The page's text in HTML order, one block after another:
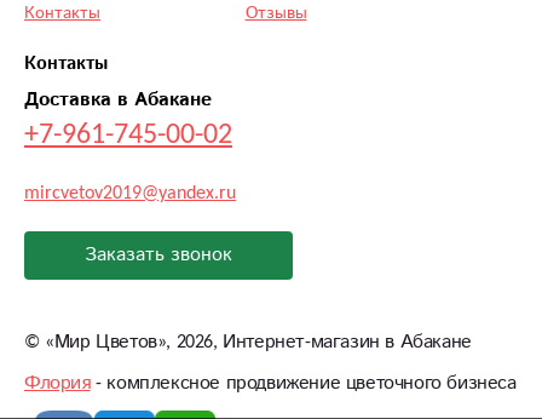
Контакты
Доставка в Абакане
+7-961-745-00-02
mircvetov2019@yandex.ru
Заказать звонок
Контакты
Отзывы
© «Мир Цветов», 2026, Интернет-магазин в Абакане
Флория- комплексное продвижение цветочного бизнеса